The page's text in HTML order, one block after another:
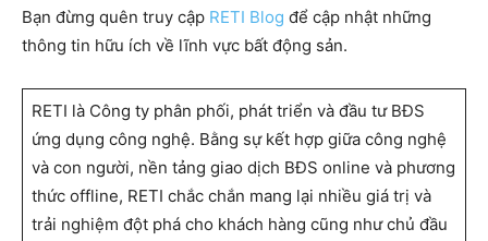
Bạn đừng quên truy cập RETI Blog để cập nhật những
thông tin hữu ích về lĩnh vực bất động sản.
RETI là Công ty phân phối, phát triển và đầu tư BĐS
ứng dụng công nghệ. Bằng sự kết hợp giữa công nghệ
và con người, nền tảng giao dịch BĐS online và phương
thức offline, RETI chắc chắn mang lại nhiều giá trị và
trải nghiệm đột phá cho khách hàng cũng như chủ đầu